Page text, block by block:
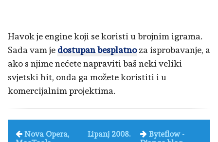
Havok je engine koji se koristi u brojnim igrama.
Sada vam je dostupan besplatnoza isprobavanje, a
ako s njime nećete napraviti baš neki veliki
svjetski hit, onda ga možete koristiti i u
komercijalnim projektima.
Nova Opera,
Lipanj 2008.
Byteflow -